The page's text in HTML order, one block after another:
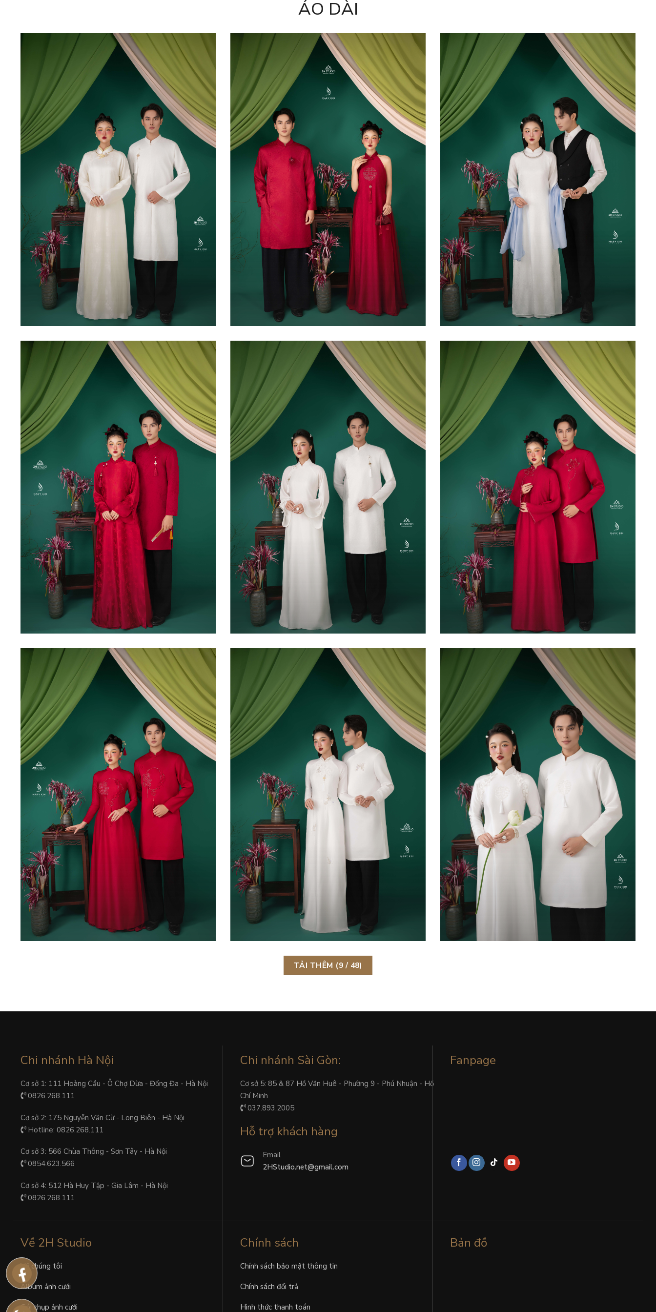
ÁO DÀI
XUÂN THỜI – 11 XUÂN THỜI – 10 XUÂN THỜI – 09
XUÂN THỜI – 08 XUÂN THỜI – 07 XUÂN THỜI – 06
XUÂN THỜI – 05 XUÂN THỜI – 04 XUÂN THỜI – 03
TẢI THÊM (9/ 48)
Chi nhánh Hà Nội
Cơ sở 1: 111 Hoàng Cầu - Ô Chợ Dừa - Đống Đa - Hà Nội
0826.268.111
Cơ sở 2: 175 Nguyễn Văn Cừ - Long Biên - Hà Nội
Hotline: 0826.268.111
Cơ sở 3: 566 Chùa Thông - Sơn Tây - Hà Nội
0854.623.566
Cơ sở 4: 512 Hà Huy Tập - Gia Lâm - Hà Nội
0826.268.111
Chi nhánh Sài Gòn:
Cơ sở 5: 85 & 87 Hồ Văn Huê - Phường 9 - Phú Nhuận - Hồ
Chí Minh
037.893.2005
Hỗ trợ khách hàng
Email
2HStudio.net@gmail.com
Fanpage
Về 2H Studio
Về chúng tôi
Album ảnh cưới
Gói chụp ảnh cưới
Chính sách
Chính sách bảo mật thông tin
Chính sách đổi trả
Hình thức thanh toán
Bản đồ